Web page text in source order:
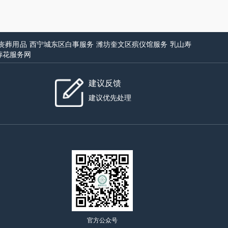
葬用品 西宁城东区白事服务 潍坊奎文区殡仪馆服务 乳山寿
花服务网
建议反馈
建议优先处理
官方公众号